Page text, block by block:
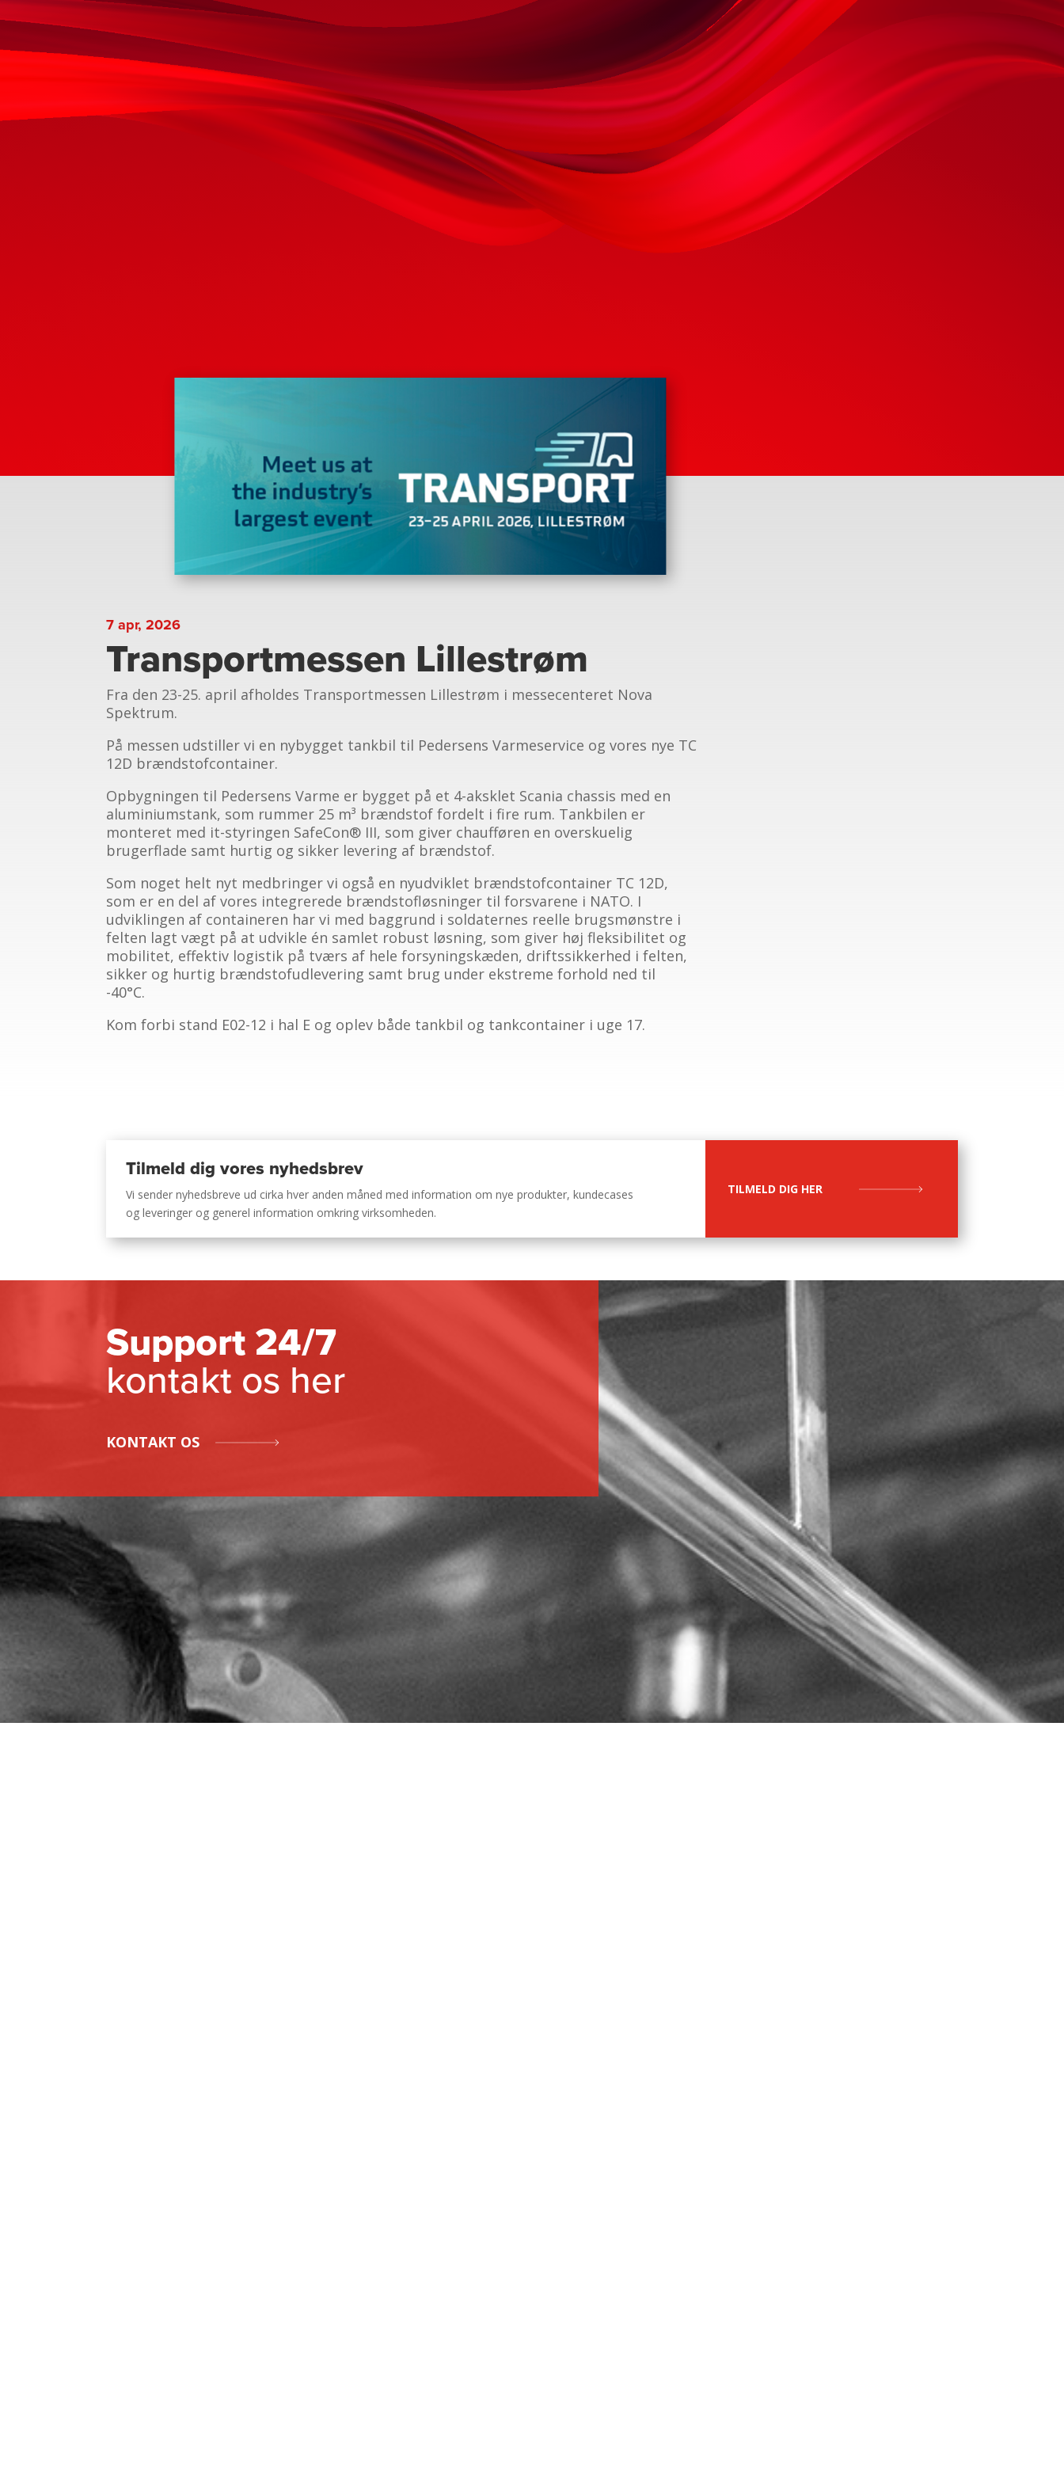
7 apr, 2026
Transportmessen Lillestrøm
Fra den 23-25. april afholdes Transportmessen Lillestrøm i messecenteret Nova
Spektrum.
På messen udstiller vi en nybygget tankbil til Pedersens Varmeservice og vores nye TC
12D brændstofcontainer.
Opbygningen til Pedersens Varme er bygget på et 4-aksklet Scania chassis med en
aluminiumstank, som rummer 25 m³ brændstof fordelt i fire rum. Tankbilen er
monteret med it-styringen SafeCon® III, som giver chaufføren en overskuelig
brugerflade samt hurtig og sikker levering af brændstof.
Som noget helt nyt medbringer vi også en nyudviklet brændstofcontainer TC 12D,
som er en del af vores integrerede brændstofløsninger til forsvarene i NATO. I
udviklingen af containeren har vi med baggrund i soldaternes reelle brugsmønstre i
felten lagt vægt på at udvikle én samlet robust løsning, som giver høj fleksibilitet og
mobilitet, effektiv logistik på tværs af hele forsyningskæden, driftssikkerhed i felten,
sikker og hurtig brændstofudlevering samt brug under ekstreme forhold ned til
-40°C.
Kom forbi stand E02-12 i hal E og oplev både tankbil og tankcontainer i uge 17.
Tilmeld dig vores nyhedsbrev
Vi sender nyhedsbreve ud cirka hver anden måned med information om nye produkter, kundecases
og leveringer og generel information omkring virksomheden.
TILMELD DIG HER
Support 24/7
kontakt os her
KONTAKT OS